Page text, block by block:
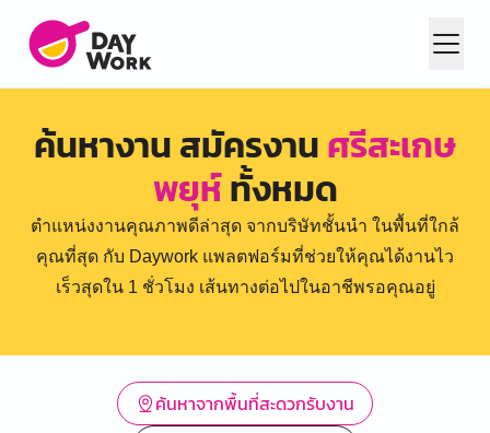
ค้นหางาน สมัครงานศรีสะเกษ
พยุห์ทั้งหมด
ตำแหน่งงานคุณภาพดีล่าสุด จากบริษัทชั้นนำ ในพื้นที่ใกล้
คุณที่สุด กับ Daywork แพลตฟอร์มที่ช่วยให้คุณได้งานไว
เร็วสุดใน 1 ชั่วโมง เส้นทางต่อไปในอาชีพรอคุณอยู่
ค้นหาจากพื้นที่สะดวกรับงาน